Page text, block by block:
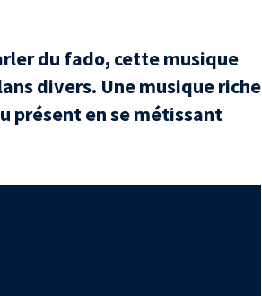
du fado, cette musique
divers. Une musique riche
présent en se métissant